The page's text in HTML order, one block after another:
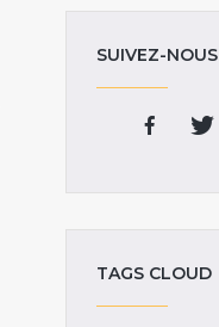
SUIVEZ-NOUS
TAGS CLOUD